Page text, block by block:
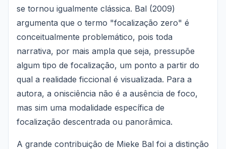
se tornou igualmente clássica. Bal (2009)
argumenta que o termo "focalização zero" é
conceitualmente problemático, pois toda
narrativa, por mais ampla que seja, pressupõe
algum tipo de focalização, um ponto a partir do
qual a realidade ficcional é visualizada. Para a
autora, a onisciência não é a ausência de foco,
mas sim uma modalidade específica de
focalização descentrada ou panorâmica.
A grande contribuição de Mieke Bal foi a distinção